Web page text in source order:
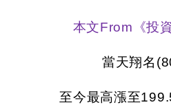
本文From《投
當天翔名
至今最高漲至